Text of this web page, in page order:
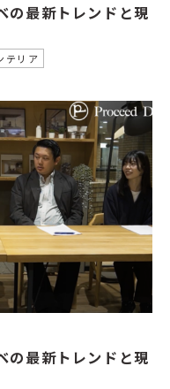
の最新トレンドと現
テリア
の最新トレンドと現